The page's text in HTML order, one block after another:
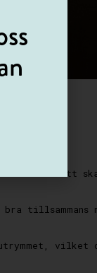
om för att
bra tillsammans
vilket